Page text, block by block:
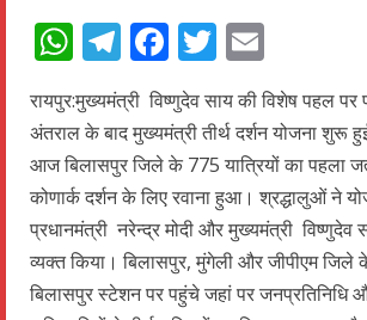
WhatsApp
Telegram
Facebook
Twitter
रायपुर:मुख्यमंत्री विष्णुदेव साय की विशेष पहल
अंतराल के बाद मुख्यमंत्री तीर्थ दर्शन योजना शुरू
आज बिलासपुर जिले के 775 यात्रियों का पहला
कोणार्क दर्शन के लिए रवाना हुआ। श्रद्धालुओं ने
प्रधानमंत्री नरेन्द्र मोदी और मुख्यमंत्री विष्णुदेव
व्यक्त किया। बिलासपुर, मुंगेली और जीपीएम जिले के
बिलासपुर स्टेशन पर पहुंचे जहां पर जनप्रतिनिधि